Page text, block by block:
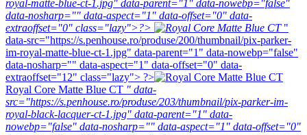
royal-matte-blue-ct-1.jpg" data-parent="1" data-nowebp="false"
data-nosharp="" data-aspect="1" data-offset="0" data-
extraoffset="0" class="lazy">?>
"
data-src="https://s.penhouse.ro/produse/200/thumbnail/pix-parker-
im-royal-matte-blue-ct-1.jpg" data-parent="1" data-nowebp="false"
data-nosharp="" data-aspect="1" data-offset="0" data-
extraoffset="12" class="lazy"> ?>
Royal Core Matte Blue CT " data-
src="https://s.penhouse.ro/produse/203/thumbnail/pix-parker-im-
royal-black-lacquer-ct-1.jpg" data-parent="1" data-
nowebp="false" data-nosharp="" data-aspect="1" data-offset="0"